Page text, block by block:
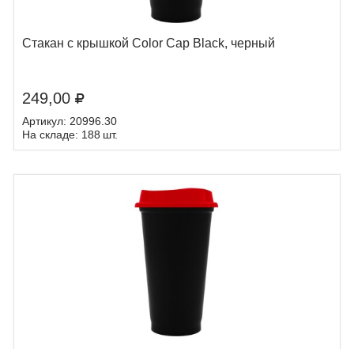
Стакан с крышкой Color Cap Black, черный
249,00
Артикул: 20996.30
На складе: 188 шт.